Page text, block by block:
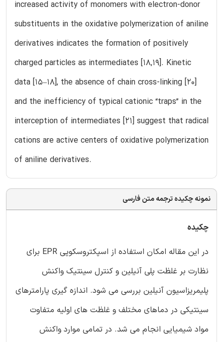
increased activity of monomers with electron-donor
substituents in the oxidative polymerization of aniline
derivatives indicates the formation of positively
charged particles as intermediates [18,19]. Kinetic
data [15–18], the absence of chain cross-linking [20]
and the inefficiency of typical cationic “traps” in the
interception of intermediates [21] suggest that radical
cations are active centers of oxidative polymerization
of aniline derivatives.
نمونه چکیده ترجمه متن فارسی
چکیده
در این مقاله امکان استفاده از اسپکتروسکوپی EPR برای
نظارت بر غلظت پلی آنیلین و کنترل سینتیک واکنش
پلیمریزاسیون آنیلین بررسی می شود. اندازه گیری پارامترهای
سینتیکی در دماهای مختلف و غلظت های اولیه متفاوت
مواد شیمیایی انجام می شد. در تمامی موارد واکنش